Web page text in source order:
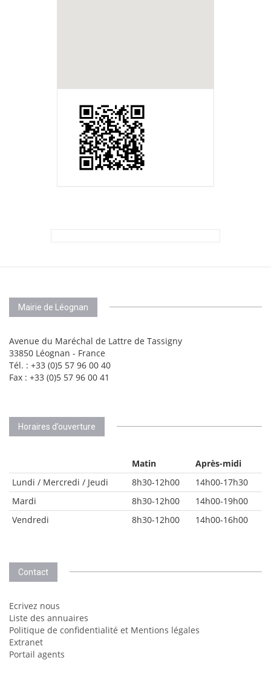
Mairie de Léognan
Avenue du Maréchal de Lattre de Tassigny
33850 Léognan - France
Tél. : +33 (0)5 57 96 00 40
Fax : +33 (0)5 57 96 00 41
Horaires d’ouverture
Matin
Après-midi
Lundi / Mercredi / Jeudi
8h30-12h00
14h00-17h30
Mardi
8h30-12h00
14h00-19h00
Vendredi
8h30-12h00 14h00-16h00
Contact
Ecrivez nous
Liste des annuaires
Politique de confidentialité et Mentions légales
Extranet
Portail agents